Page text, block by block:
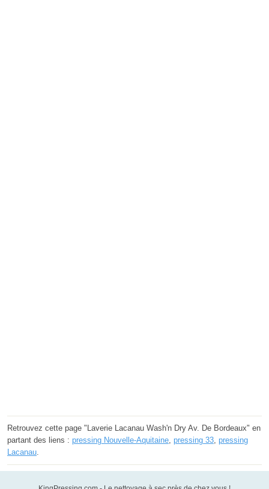
Retrouvez cette page "Laverie Lacanau Wash'n Dry Av. De Bordeaux" en
partant des liens : pressing Nouvelle-Aquitaine, pressing 33, pressing
Lacanau.